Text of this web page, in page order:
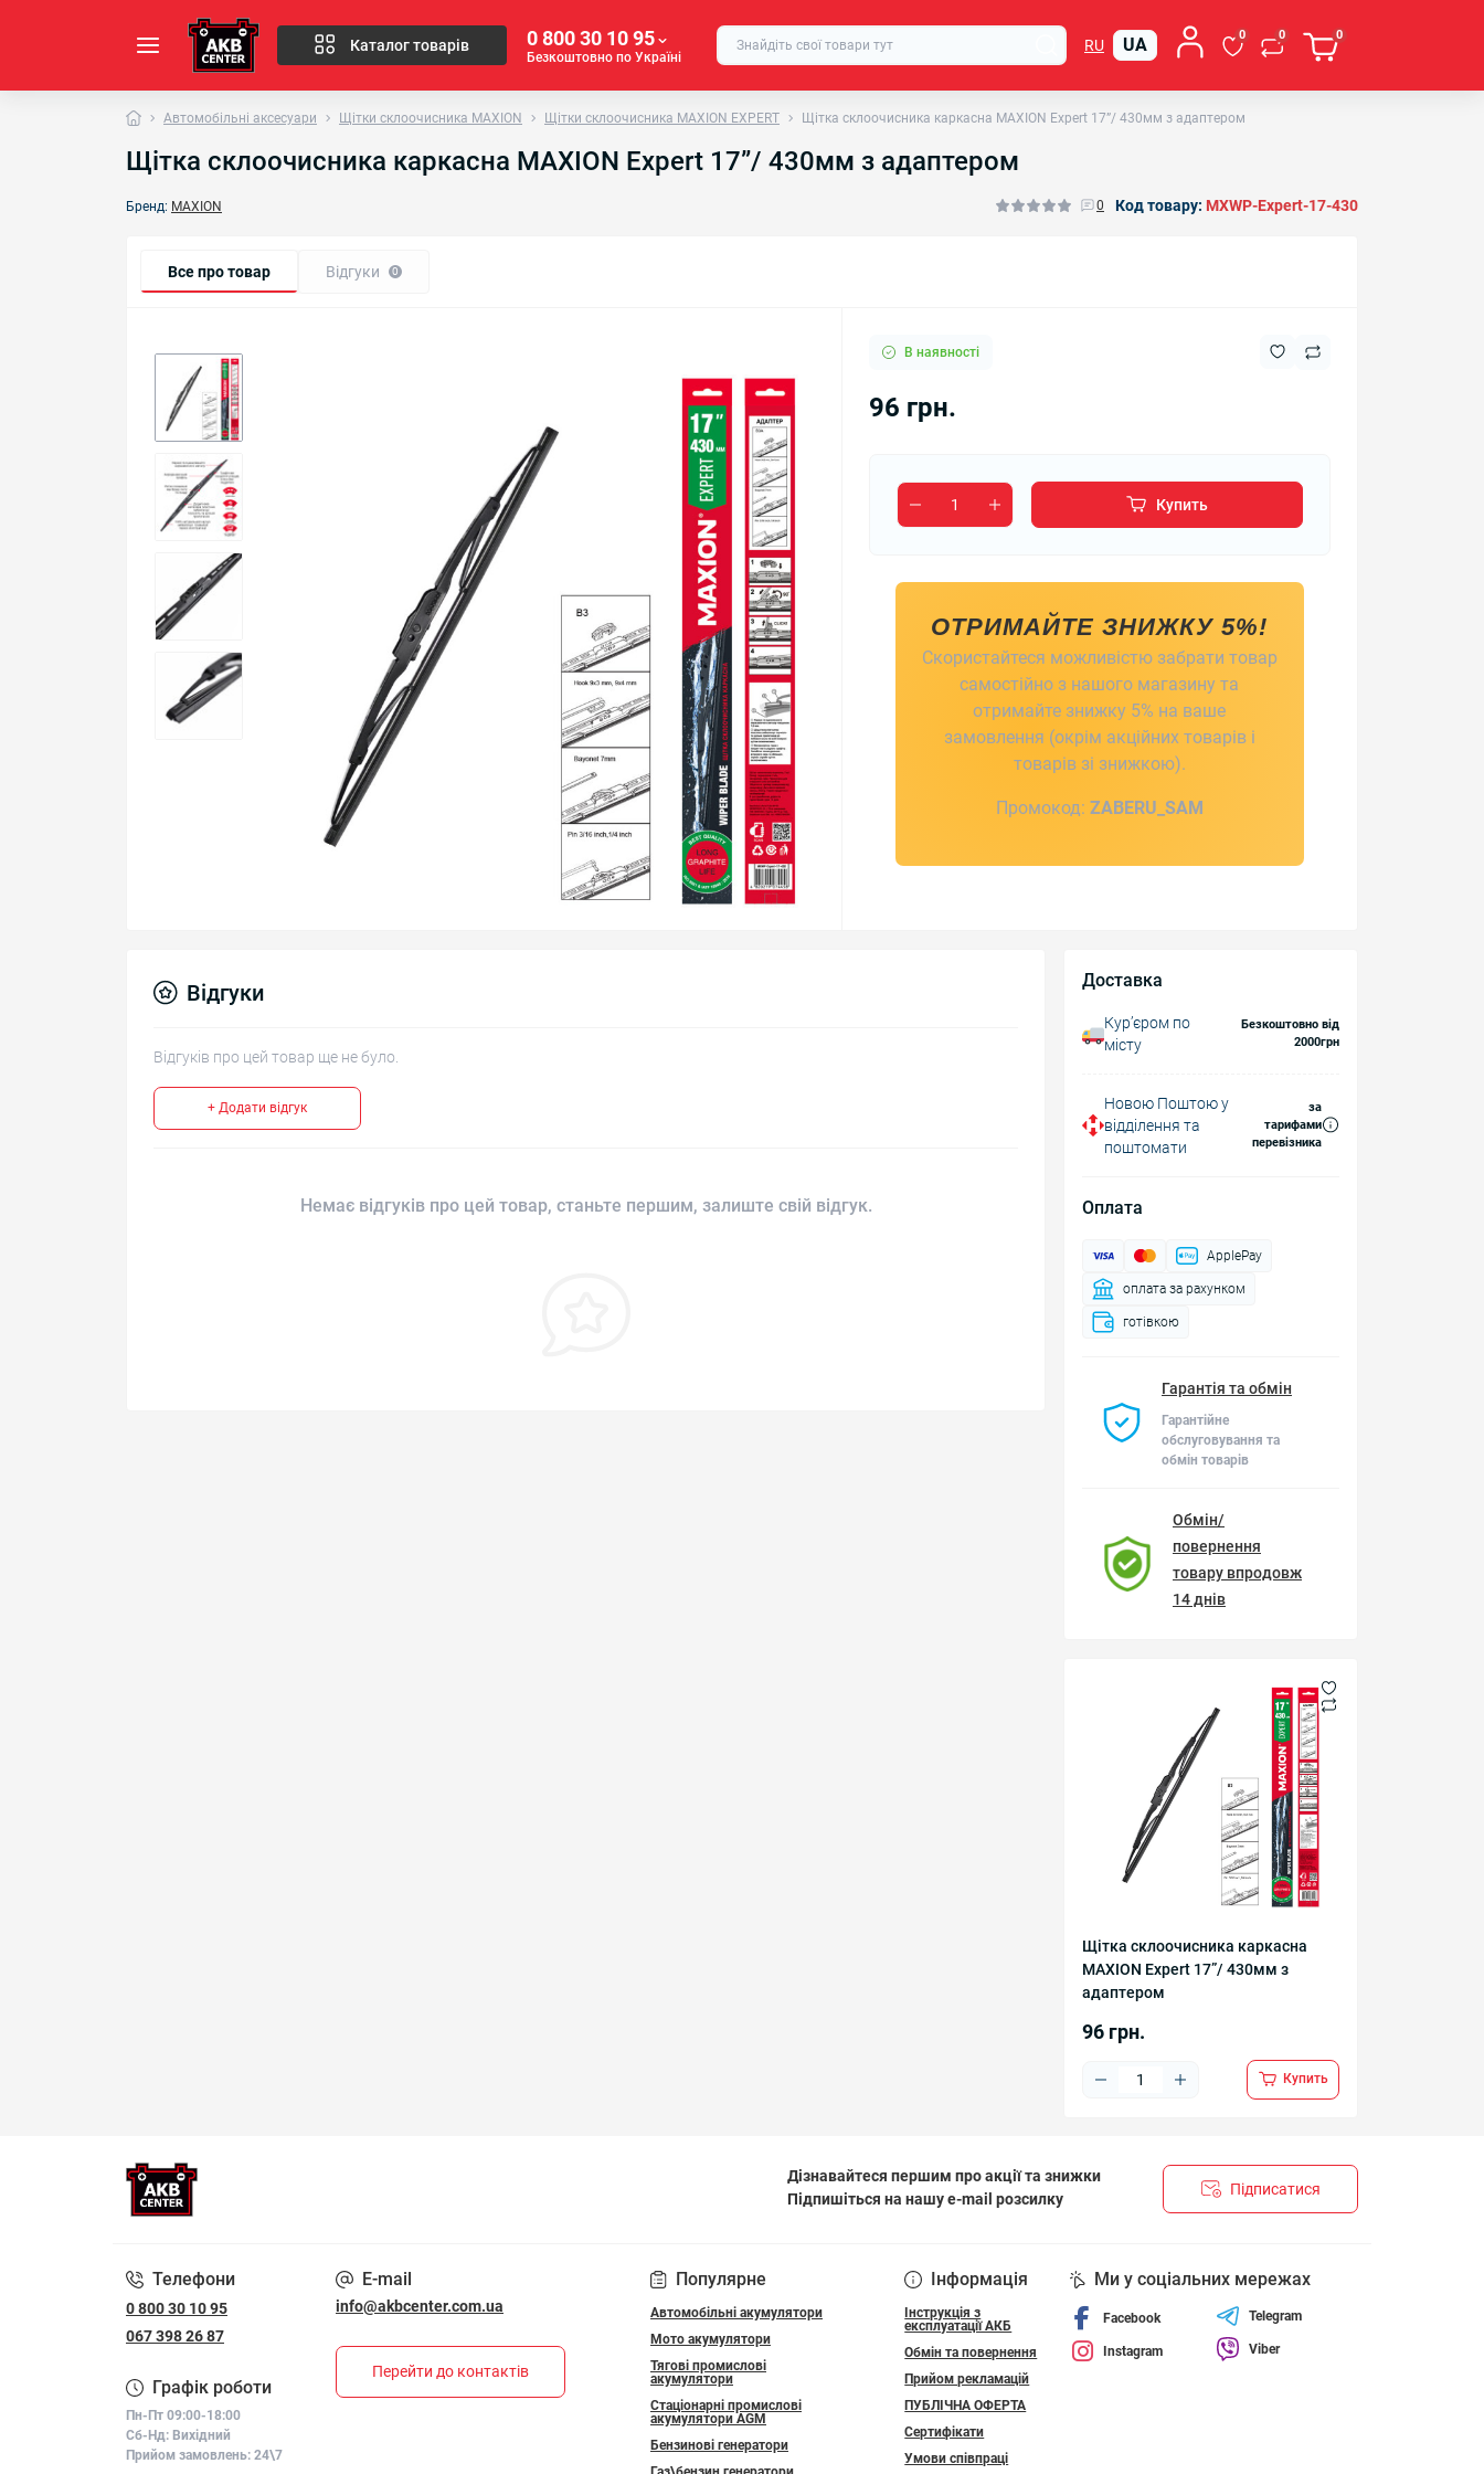
Каталог товарів 0 800 30 10 95
Безкоштовно по Україні
RU UA 0 0 0
Автомобільні аксесуари Щітки склоочисника MAXION Щітки склоочисника MAXION EXPERT Щітка склоочисника каркасна MAXION Expert 17”/ 430мм з адаптером
Щітка склоочисника каркасна MAXION Expert 17”/ 430мм з адаптером
Бренд: MAXION 0 Код товару: MXWP-Expert-17-430
Все про товар Відгуки 0
В наявності
96 грн.
Купить
ОТРИМАЙТЕ ЗНИЖКУ 5%!
Скористайтеся можливістю забрати товар
самостійно з нашого магазину та
отримайте знижку 5% на ваше
замовлення (окрім акційних товарів і
товарів зі знижкою).
Промокод: ZABERU_SAM
Доставка
Курʼєром по
місту
Безкоштовно від
2000грн
Новою Поштою у
відділення та
поштомати
за
тарифами
перевізника
Оплата
ApplePay
оплата за рахунком
готівкою
Гарантія та обмін
Гарантійне
обслуговування та
обмін товарів
Обмін/
повернення
товару впродовж
14 днів
Щітка склоочисника каркасна
MAXION Expert 17”/ 430мм з
адаптером
96 грн.
Купить
Відгуки
Відгуків про цей товар ще не було.
+ Додати відгук
Немає відгуків про цей товар, станьте першим, залиште свій відгук.
Дізнавайтеся першим про акції та знижки
Підпишіться на нашу e-mail розсилку
Підписатися
Телефони
0 800 30 10 95
067 398 26 87
Графік роботи
Пн-Пт 09:00-18:00
Сб-Нд: Вихідний
Прийом замовлень: 24\7
E-mail
info@akbcenter.com.ua
Перейти до контактів
Популярне
Автомобільні акумулятори
Мото акумулятори
Тягові промислові
акумулятори
Стаціонарні промислові
акумулятори АGM
Бензинові генератори
Інформація
Інструкція з
експлуатації АКБ
Обмін та повернення
Прийом рекламацій
ПУБЛІЧНА ОФЕРТА
Сертифікати
Умови співпраці
Ми у соціальних мережах
Facebook
Instagram
Telegram
Viber